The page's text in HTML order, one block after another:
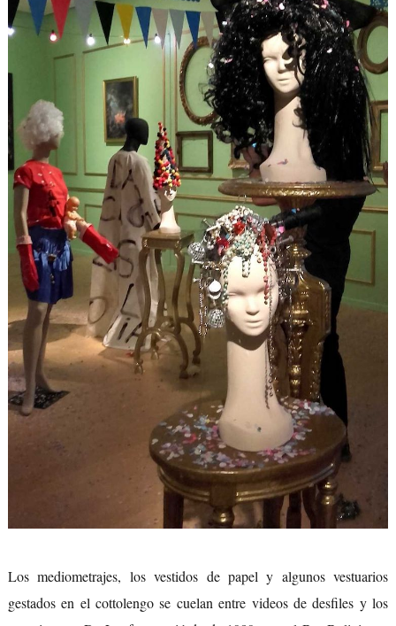
Los mediometrajes, los vestidos de papel y algunos vestuarios
gestados en el cottolengo se cuelan entre videos de desfiles y los